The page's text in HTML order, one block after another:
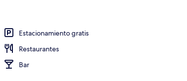
Estacionamiento gratis
Restaurantes
Bar